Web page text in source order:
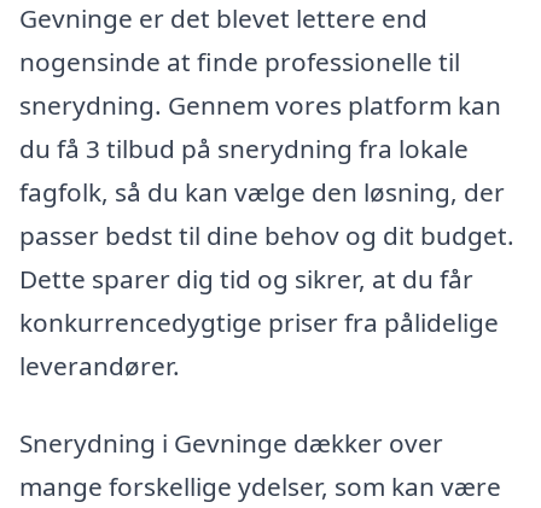
Gevninge er det blevet lettere end
nogensinde at finde professionelle til
snerydning. Gennem vores platform kan
du få 3 tilbud på snerydning fra lokale
fagfolk, så du kan vælge den løsning, der
passer bedst til dine behov og dit budget.
Dette sparer dig tid og sikrer, at du får
konkurrencedygtige priser fra pålidelige
leverandører.
Snerydning i Gevninge dækker over
mange forskellige ydelser, som kan være